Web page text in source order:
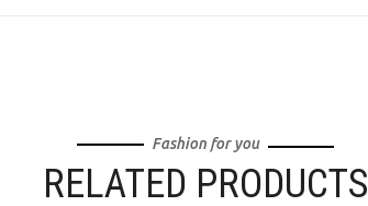
Fashion for you
RELATED PRODUCTS